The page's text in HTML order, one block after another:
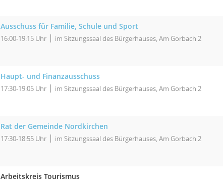
Ausschuss für Familie, Schule und Sport
16:00-19:15 Uhr im Sitzungssaal des Bürgerhauses, Am Gorbach 2
Haupt- und Finanzausschuss
17:30-19:05 Uhr im Sitzungssaal des Bürgerhauses, Am Gorbach 2
Rat der Gemeinde Nordkirchen
17:30-18:55 Uhr im Sitzungssaal des Bürgerhauses, Am Gorbach 2
Arbeitskreis Tourismus